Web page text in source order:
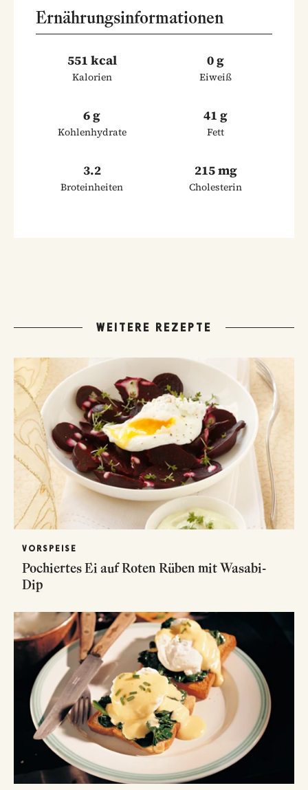
Ernährungsinformationen
551 kcal
Kalorien
0 g
Eiweiß
6 g
Kohlenhydrate
41 g
Fett
3.2
Broteinheiten
215 mg
Cholesterin
WEITERE REZEPTE
VORSPEISE
Pochiertes Ei auf Roten Rüben mit Wasabi-
Dip